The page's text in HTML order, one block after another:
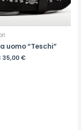
uomo “Teschi”
35,00 €